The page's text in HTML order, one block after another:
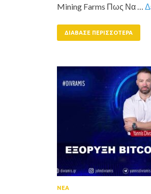
Mining Farms Πως Να …
ΔΙΆΒΑΣΕ ΠΕΡΙΣΣΌΤΕΡΑ
ΝΕΑ